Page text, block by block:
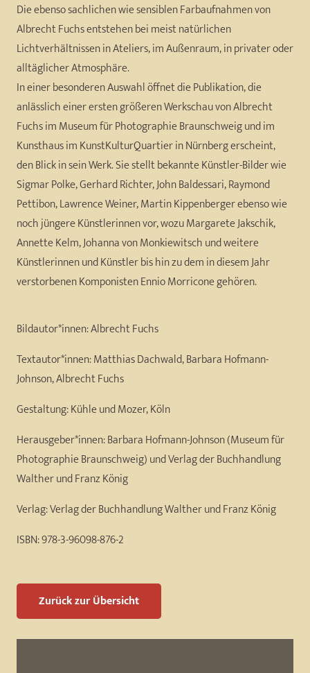
Die ebenso sachlichen wie sensiblen Farbaufnahmen von
Albrecht Fuchs entstehen bei meist natürlichen
Lichtverhältnissen in Ateliers, im Außenraum, in privater oder
alltäglicher Atmosphäre.
In einer besonderen Auswahl öffnet die Publikation, die
anlässlich einer ersten größeren Werkschau von Albrecht
Fuchs im Museum für Photographie Braunschweig und im
Kunsthaus im KunstKulturQuartier in Nürnberg erscheint,
den Blick in sein Werk. Sie stellt bekannte Künstler-Bilder wie
Sigmar Polke, Gerhard Richter, John Baldessari, Raymond
Pettibon, Lawrence Weiner, Martin Kippenberger ebenso wie
noch jüngere Künstlerinnen vor, wozu Margarete Jakschik,
Annette Kelm, Johanna von Monkiewitsch und weitere
Künstlerinnen und Künstler bis hin zu dem in diesem Jahr
verstorbenen Komponisten Ennio Morricone gehören.
Bildautor*innen:Albrecht Fuchs
Textautor*innen:Matthias Dachwald, Barbara Hofmann-
Johnson, Albrecht Fuchs
Gestaltung:Kühle und Mozer, Köln
Herausgeber*innen:Barbara Hofmann-Johnson (Museum für
Photographie Braunschweig) und Verlag der Buchhandlung
Walther und Franz König
Verlag:Verlag der Buchhandlung Walther und Franz König
ISBN:978-3-96098-876-2
Zurück zur Übersicht